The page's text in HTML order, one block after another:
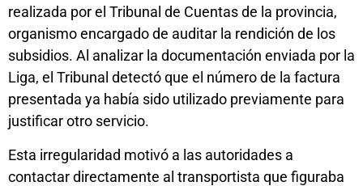
realizada por el Tribunal de Cuentas de la provincia,
organismo encargado de auditar la rendición de los
subsidios. Al analizar la documentación enviada por la
Liga, el Tribunal detectó que el número de la factura
presentada ya había sido utilizado previamente para
justificar otro servicio.
Esta irregularidad motivó a las autoridades a
contactar directamente al transportista que figuraba